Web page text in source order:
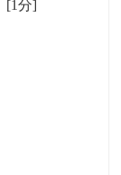
[1分]